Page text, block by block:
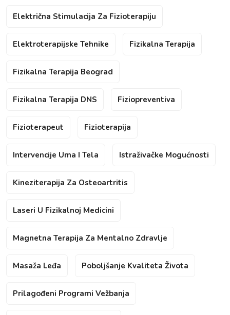
Električna Stimulacija Za Fizioterapiju
Elektroterapijske Tehnike Fizikalna Terapija
Fizikalna Terapija Beograd
Fizikalna Terapija DNS Fiziopreventiva
Fizioterapeut Fizioterapija
Intervencije Uma I Tela Istraživačke Mogućnosti
Kineziterapija Za Osteoartritis
Laseri U Fizikalnoj Medicini
Magnetna Terapija Za Mentalno Zdravlje
Masaža Leđa Poboljšanje Kvaliteta Života
Prilagođeni Programi Vežbanja